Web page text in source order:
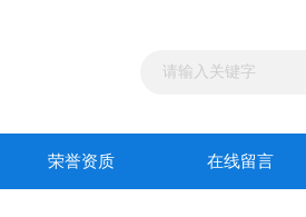
荣誉资质 在线留言